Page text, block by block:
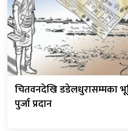
चितवनदेखि डडेलधुरासम्मका
पुर्जा प्रदान